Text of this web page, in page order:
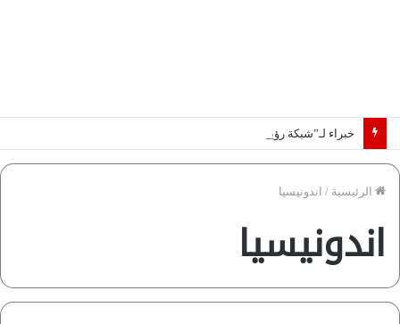
خبراء لـ”شبكة رؤية”: «اتفاق مكة» يغيّر قواعد اللعبة بالشرق الأوسط
الرئيسية / اندونيسيا
اندونيسيا